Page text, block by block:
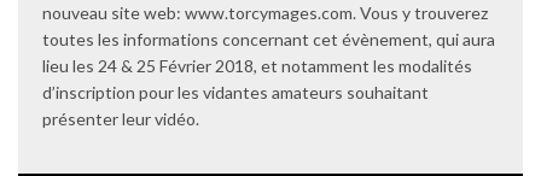
nouveau site web: www.torcymages.com. Vous y trouverez
toutes les informations concernant cet évènement, qui aura
lieu les 24 & 25 Février 2018, et notamment les modalités
d’inscription pour les vidantes amateurs souhaitant
présenter leur vidéo.